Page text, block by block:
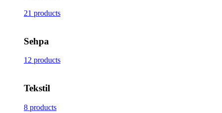
21 products
Sehpa
12 products
Tekstil
8 products